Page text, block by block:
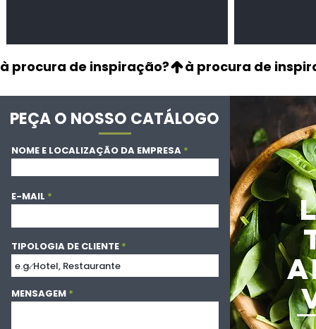
à procura de inspiração?
PEÇA O NOSSO CATÁLOGO
NOME E LOCALIZAÇÃO DA EMPRESA
E-MAIL
TIPOLOGIA DE CLIENTE
MENSAGEM